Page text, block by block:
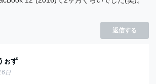
返信する
ぉず
日